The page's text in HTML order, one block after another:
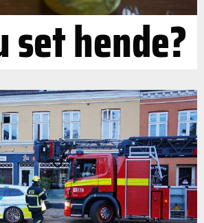
set hende?